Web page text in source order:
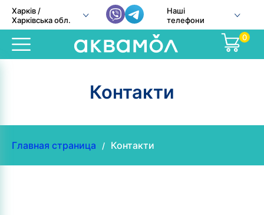
Харків /
Харківська обл.
Наші
телефони
0
Контакти
Главная страница / Контакти